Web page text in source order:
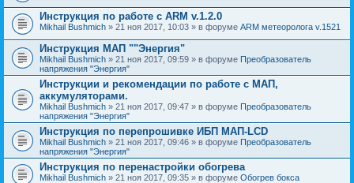
Инструкция по работе с ARM v.1.2.0
Mikhail Bushmich » 21 ноя 2017, 10:03 » в форуме ARM метеоролога v.1521
Инструкция МАП ""Энергия"
Mikhail Bushmich » 21 ноя 2017, 09:59 » в форуме Преобразователь
напряжения "Энергия"
Инструкции и рекомендации по работе с МАП,
аккумуляторами.
Mikhail Bushmich » 21 ноя 2017, 09:47 » в форуме Преобразователь
напряжения "Энергия"
Инструкция по перепрошивке ИБП МАП-LCD
Mikhail Bushmich » 21 ноя 2017, 09:46 » в форуме Преобразователь
напряжения "Энергия"
Инструкция по перенастройки обогрева
Mikhail Bushmich » 21 ноя 2017, 09:35 » в форуме Обогрев бокса